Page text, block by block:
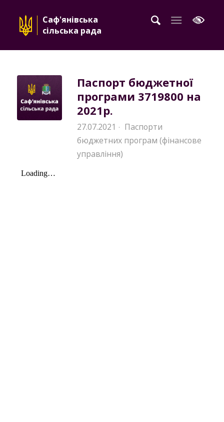
Саф'янівська
сільська рада
Паспорт бюджетної
програми 3719800 на
2021р.
27.07.2021 · Паспорти
бюджетних програм (фінансове
управління)